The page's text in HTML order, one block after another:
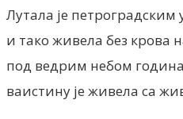
Лутала је петроградским
и тако живела без крова
под ведрим небом
ваистину је живела са